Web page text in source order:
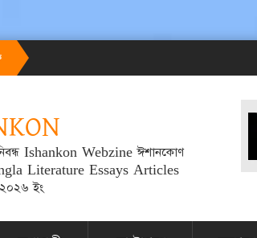
নিবন্ধ Ishankon Webzine ঈশানকোণ
Literature Essays Articles
ইং